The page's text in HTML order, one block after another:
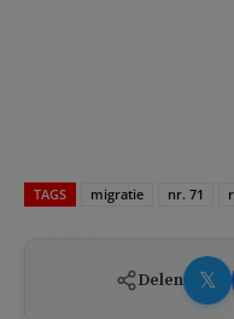
TAGS migratie nr. 71
Delen 𝕏